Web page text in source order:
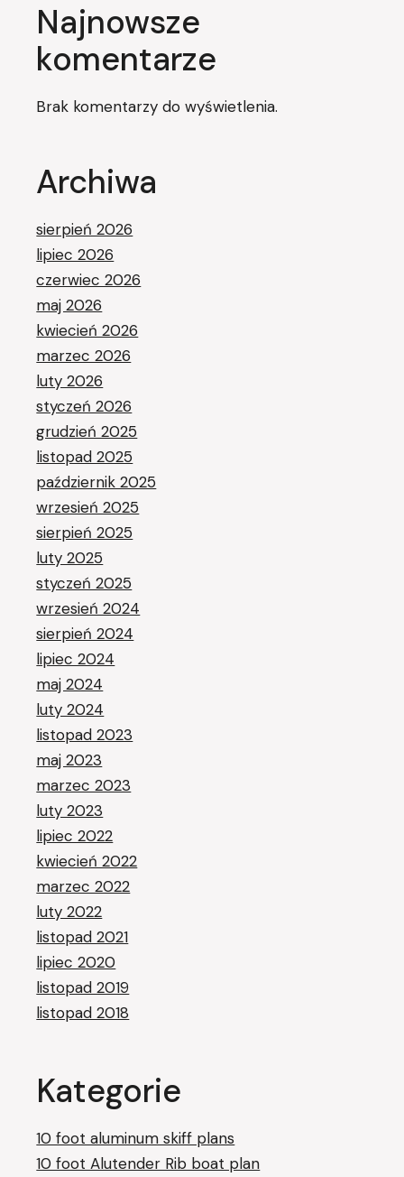
Najnowsze
komentarze
Brak komentarzy do wyświetlenia.
Archiwa
sierpień 2026
lipiec 2026
czerwiec 2026
maj 2026
kwiecień 2026
marzec 2026
luty 2026
styczeń 2026
grudzień 2025
listopad 2025
październik 2025
wrzesień 2025
sierpień 2025
luty 2025
styczeń 2025
wrzesień 2024
sierpień 2024
lipiec 2024
maj 2024
luty 2024
listopad 2023
maj 2023
marzec 2023
luty 2023
lipiec 2022
kwiecień 2022
marzec 2022
luty 2022
listopad 2021
lipiec 2020
listopad 2019
listopad 2018
Kategorie
10 foot aluminum skiff plans
10 foot Alutender Rib boat plan